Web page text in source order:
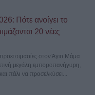
Πότε ανοίγει το
20 νέες
προετοιμασίες στον Άγιο Μάμα
μεγάλη εμποροπανήγυρη,
πάλι να προσελκύσει...